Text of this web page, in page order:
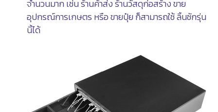
จำนวนมาก เช่น ร้านค้าส่ง ร้านวัสดุก่อสร้าง ขาย
อุปกรณ์การเกษตร หรือ ขายปุ๋ย ก็สามารถใช้ ลิ้นชักรุ่น
นี้ได้